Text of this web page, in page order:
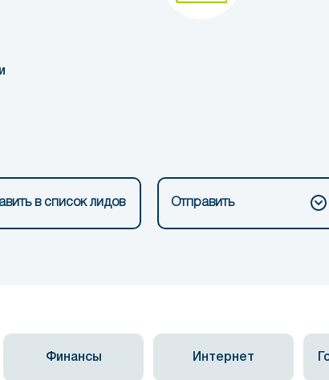
в список лидов Отправить
Финансы Интернет